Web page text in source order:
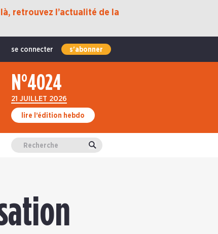
retrouvez l’actualité de la
se connecter s'abonner
N°4024
21 JUILLET 2026
lire l’édition hebdo
Valider